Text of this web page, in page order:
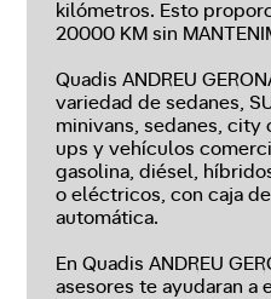
kilómetros. Esto
20000 KM sin
Quadis ANDREU
variedad de sedanes,
minivans, sedanes, city
ups y vehículos
gasolina, diésel,
o eléctricos, con caja
automática.
En Quadis ANDREU
asesores te ayudaran